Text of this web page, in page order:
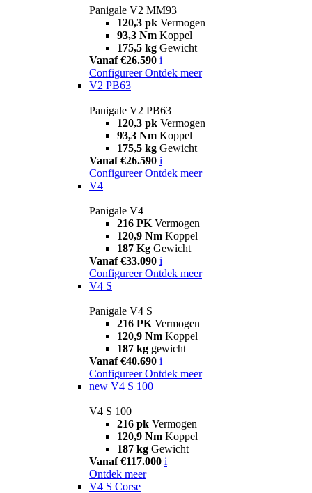
Panigale V2 MM93
120,3 pk Vermogen
93,3 Nm Koppel
175,5 kg Gewicht
Vanaf €26.590 i
Configureer Ontdek meer
V2 PB63
Panigale V2 PB63
120,3 pk Vermogen
93,3 Nm Koppel
175,5 kg Gewicht
Vanaf €26.590 i
Configureer Ontdek meer
V4
Panigale V4
216 PK Vermogen
120,9 Nm Koppel
187 Kg Gewicht
Vanaf €33.090 i
Configureer Ontdek meer
V4 S
Panigale V4 S
216 PK Vermogen
120,9 Nm Koppel
187 kg gewicht
Vanaf €40.690 i
Configureer Ontdek meer
new V4 S 100
V4 S 100
216 pk Vermogen
120,9 Nm Koppel
187 kg Gewicht
Vanaf €117.000 i
Ontdek meer
V4 S Corse